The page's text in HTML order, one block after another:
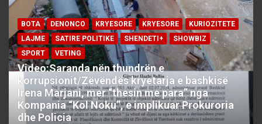
BOTA DENONCO KRYESORE KRYESORE
KURIOZITETE
LAJME
SATIRE POLITIKE SHENDETI+
SHOWBIZ
SPORT
VETING
Video:Saranda nën thundrën e
korrupsionit/Zëvëndës kryetarja e bashkisë
Irena Marjani, mer “thesin me para” nga
Kompania “Kol Noku”, e implikuar Prokuroria
dhe Policia